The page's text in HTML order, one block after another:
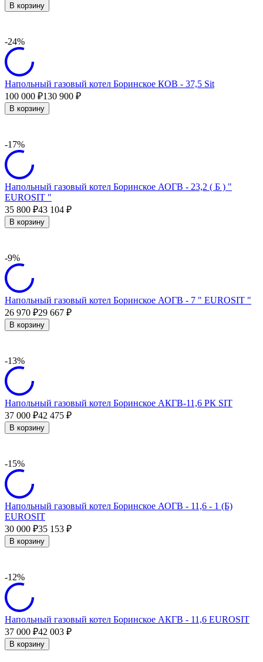
В корзину
-24%
Напольный газовый котел Боринское КОВ - 37,5 Sit
100 000 ₽130 900 ₽
В корзину
-17%
Напольный газовый котел Боринское АОГВ - 23,2 ( Б ) "
EUROSIT "
35 800 ₽43 104 ₽
В корзину
-9%
Напольный газовый котел Боринское АОГВ - 7 " EUROSIT "
26 970 ₽29 667 ₽
В корзину
-13%
Напольный газовый котел Боринское АКГВ-11,6 РК SIT
37 000 ₽42 475 ₽
В корзину
-15%
Напольный газовый котел Боринское АОГВ - 11,6 - 1 (Б)
EUROSIT
30 000 ₽35 153 ₽
В корзину
-12%
Напольный газовый котел Боринское АКГВ - 11,6 EUROSIT
37 000 ₽42 003 ₽
В корзину